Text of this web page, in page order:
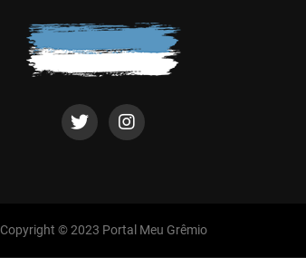
Copyright © 2023 Portal Meu Grêmio